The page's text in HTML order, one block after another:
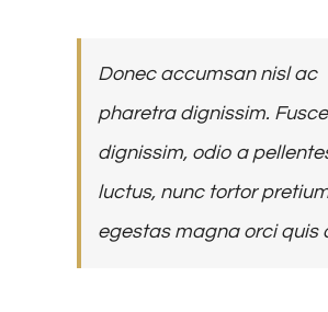
Donec accumsan nisl ac
pharetra dignissim. Fusce
dignissim, odio a
luctus, nunc tortor
egestas magna orci quis